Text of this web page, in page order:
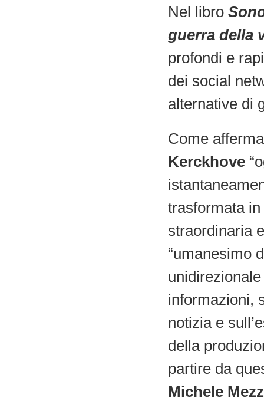
Nel libro
guerra della
profondi e
dei social
alternative di
Come
Kerckhove
trasformata
straordinaria
“umanesimo
informazioni,
notizia e
della
partire da
Michele